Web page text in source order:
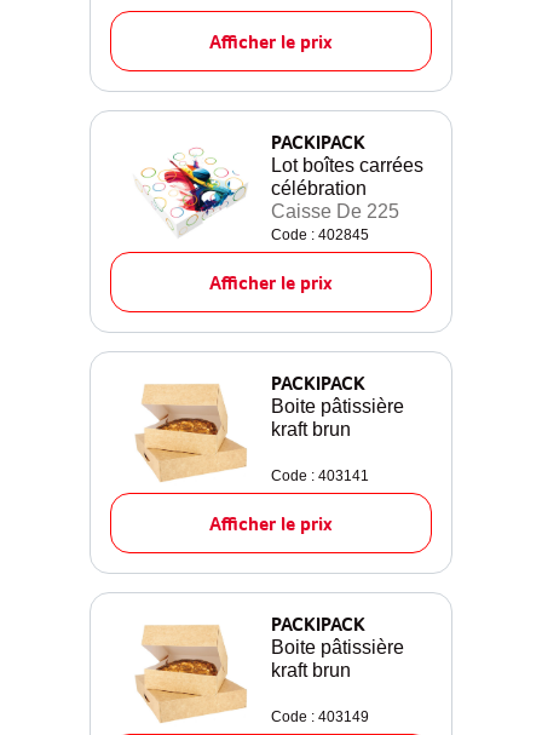
Afficher le prix
PACKIPACK
Lot boîtes carrées
célébration
Caisse De 225
Code : 402845
Afficher le prix
PACKIPACK
Boite pâtissière
kraft brun
Code : 403141
Afficher le prix
PACKIPACK
Boite pâtissière
kraft brun
Code : 403149